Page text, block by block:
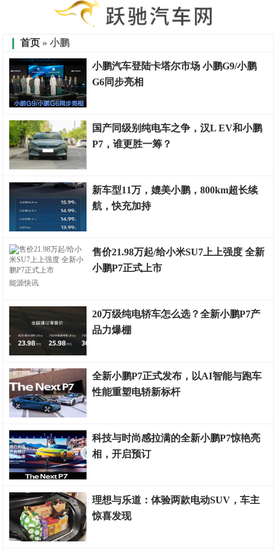
首页 » 小鹏
小鹏汽车登陆卡塔尔市场 小鹏G9/小鹏
G6同步亮相
国产同级别纯电车之争，汉L EV和小鹏
P7，谁更胜一筹？
新车型11万，媲美小鹏，800km超长续
航，快充加持
能源快讯
售价21.98万起/给小米SU7上上强度 全新
小鹏P7正式上市
20万级纯电轿车怎么选？全新小鹏P7产
品力爆棚
全新小鹏P7正式发布，以AI智能与跑车
性能重塑电轿新标杆
科技与时尚感拉满的全新小鹏P7惊艳亮
相，开启预订
理想与乐道：体验两款电动SUV，车主
惊喜发现